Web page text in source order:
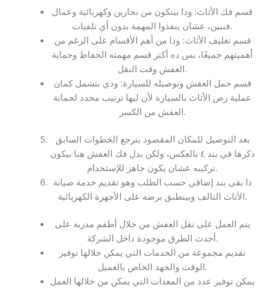
قسم فك الأثاث: ودا بيتكون من نجارين وكهربائية وعمال
فنيين، عشان ينفذوا المهمة بدون أي تلفيات.
قسم تغليف الأثاث: ودا من أهم الأقسام على الرغم من
أهميتهم جميعًا، بس ده أكتر قسم مهمته الحفاظ وحماية
العفش وقت النقل.
قسم حمل العفش وتوصيله للسيارة: ودي بتشمل كمان
عملية رص الأثاث بالسيارة لأن ليها ترتيب محدد لحماية
العفش من الكسر.
بعد التوصيل للمكان المقصود بترجع الخطوات السابق
ذكرها في بند ٤ بالعكس، ولكن بدل فك العفش هنا بيكون
تركيبه عشان يكون جاهز للإستخدام.
دا بقى بند إضافي حسب الطلب وهو تقديم خدمة صيانة
الأثاث التالف وبينطبق برضه على الأجهزة الكهربائية.
يتم العمل على نقل العفش من خلال أطقم مدربة على
أحدث الطرق موجودة داخل الشركة.
تقديم مجموعة من الخدمات التي يمكن خلالها توفير
الوقت والجهد الخاص بالعميل.
يمكن توفير عدد من المعدات التي يمكن من خلالها العمل